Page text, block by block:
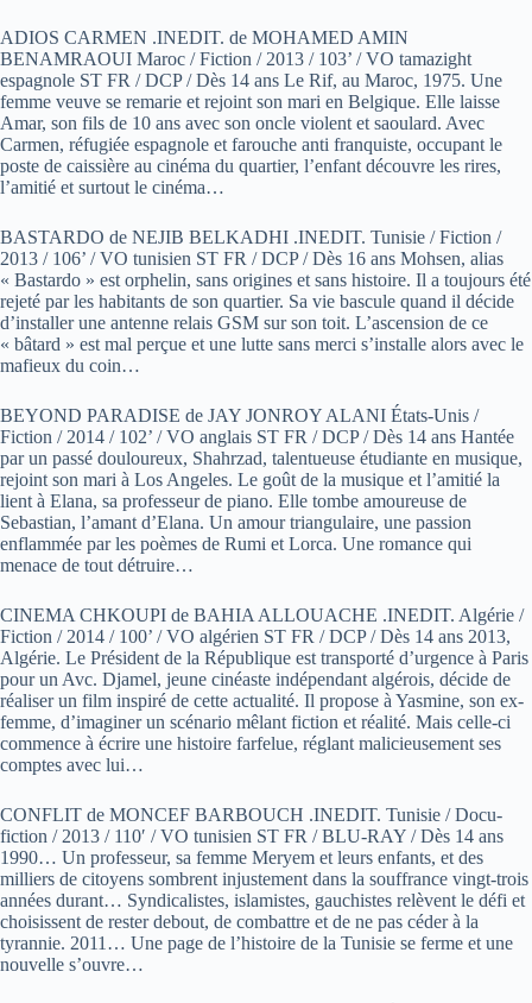
ADIOS CARMEN .INEDIT. de MOHAMED AMIN
BENAMRAOUI Maroc / Fiction / 2013 / 103’ / VO tamazight
espagnole ST FR / DCP / Dès 14 ans Le Rif, au Maroc, 1975. Une
femme veuve se remarie et rejoint son mari en Belgique. Elle laisse
Amar, son fils de 10 ans avec son oncle violent et saoulard. Avec
Carmen, réfugiée espagnole et farouche anti franquiste, occupant le
poste de caissière au cinéma du quartier, l’enfant découvre les rires,
l’amitié et surtout le cinéma…
BASTARDO de NEJIB BELKADHI .INEDIT. Tunisie / Fiction /
2013 / 106’ / VO tunisien ST FR / DCP / Dès 16 ans Mohsen, alias
« Bastardo » est orphelin, sans origines et sans histoire. Il a toujours été
rejeté par les habitants de son quartier. Sa vie bascule quand il décide
d’installer une antenne relais GSM sur son toit. L’ascension de ce
« bâtard » est mal perçue et une lutte sans merci s’installe alors avec le
mafieux du coin…
BEYOND PARADISE de JAY JONROY ALANI États-Unis /
Fiction / 2014 / 102’ / VO anglais ST FR / DCP / Dès 14 ans Hantée
par un passé douloureux, Shahrzad, talentueuse étudiante en musique,
rejoint son mari à Los Angeles. Le goût de la musique et l’amitié la
lient à Elana, sa professeur de piano. Elle tombe amoureuse de
Sebastian, l’amant d’Elana. Un amour triangulaire, une passion
enflammée par les poèmes de Rumi et Lorca. Une romance qui
menace de tout détruire…
CINEMA CHKOUPI de BAHIA ALLOUACHE .INEDIT. Algérie /
Fiction / 2014 / 100’ / VO algérien ST FR / DCP / Dès 14 ans 2013,
Algérie. Le Président de la République est transporté d’urgence à Paris
pour un Avc. Djamel, jeune cinéaste indépendant algérois, décide de
réaliser un film inspiré de cette actualité. Il propose à Yasmine, son ex-
femme, d’imaginer un scénario mêlant fiction et réalité. Mais celle-ci
commence à écrire une histoire farfelue, réglant malicieusement ses
comptes avec lui…
CONFLIT de MONCEF BARBOUCH .INEDIT. Tunisie / Docu-
fiction / 2013 / 110′ / VO tunisien ST FR / BLU-RAY / Dès 14 ans
1990… Un professeur, sa femme Meryem et leurs enfants, et des
milliers de citoyens sombrent injustement dans la souffrance vingt-trois
années durant… Syndicalistes, islamistes, gauchistes relèvent le défi et
choisissent de rester debout, de combattre et de ne pas céder à la
tyrannie. 2011… Une page de l’histoire de la Tunisie se ferme et une
nouvelle s’ouvre…